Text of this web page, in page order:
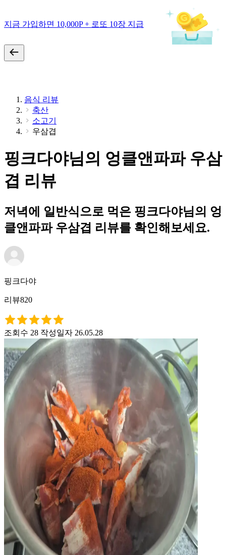
지금 가입하면 10,000P + 로또 10장 지급
음식 리뷰
축산
소고기
우삼겹
핑크다야님의 엉클앤파파 우삼
겹 리뷰
저녁에 일반식으로 먹은 핑크다야님의 엉
클앤파파 우삼겹 리뷰를 확인해보세요.
핑크다야
리뷰820
조회수 28 작성일자 26.05.28